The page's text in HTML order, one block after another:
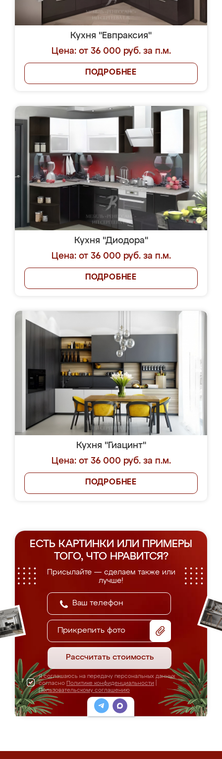
Кухня "Евпраксия"
Цена: от 36 000 руб. за п.м.
ПОДРОБНЕЕ
Кухня "Диодора"
Цена: от 36 000 руб. за п.м.
ПОДРОБНЕЕ
Кухня "Гиацинт"
Цена: от 36 000 руб. за п.м.
ПОДРОБНЕЕ
ЕСТЬ КАРТИНКИ ИЛИ ПРИМЕРЫ
ТОГО, ЧТО НРАВИТСЯ?
Присылайте — сделаем также или
лучше!
Прикрепить фото
Рассчитать стоимость
Я соглашаюсь на передачу персональных данных
согласно Политике конфиденциальности
Пользовательскому соглашению